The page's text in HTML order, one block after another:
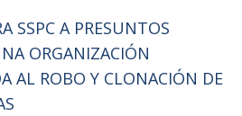
SSPC A PRESUNTOS
ORGANIZACIÓN
AL ROBO Y CLONACIÓN DE